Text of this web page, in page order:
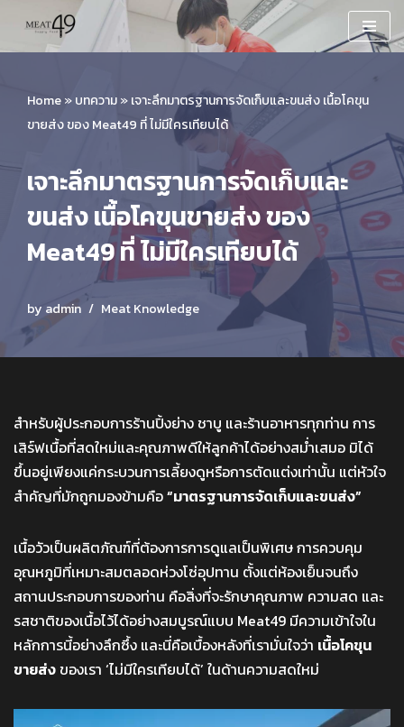
Skip
content
Home»บทความ»เจาะลึกมาตรฐานการจัดเก็บและขนส่ง เนื้อโคขุน
ขายส่ง ของ Meat49 ที่ ไม่มีใครเทียบได้
เจาะลึกมาตรฐานการจัดเก็บและ
ขนส่ง เนื้อโคขุนขายส่ง ของ
Meat49 ที่ ไม่มีใครเทียบได้
by admin Meat Knowledge
สำหรับผู้ประกอบการร้านปิ้งย่าง ชาบู และร้านอาหารทุกท่าน การ
เสิร์ฟเนื้อที่สดใหม่และคุณภาพดีให้ลูกค้าได้อย่างสม่ำเสมอ มิได้
ขึ้นอยู่เพียงแค่กระบวนการเลี้ยงดูหรือการตัดแต่งเท่านั้น แต่หัวใจ
สำคัญที่มักถูกมองข้ามคือ“มาตรฐานการจัดเก็บและขนส่ง”
เนื้อวัวเป็นผลิตภัณฑ์ที่ต้องการการดูแลเป็นพิเศษ การควบคุม
อุณหภูมิที่เหมาะสมตลอดห่วงโซ่อุปทาน ตั้งแต่ห้องเย็นจนถึง
สถานประกอบการของท่าน คือสิ่งที่จะรักษาคุณภาพ ความสด และ
รสชาติของเนื้อไว้ได้อย่างสมบูรณ์แบบ Meat49 มีความเข้าใจใน
หลักการนี้อย่างลึกซึ้ง และนี่คือเบื้องหลังที่เรามั่นใจว่า เนื้อโคขุน
ขายส่ง ของเรา ‘ไม่มีใครเทียบได้’ ในด้านความสดใหม่